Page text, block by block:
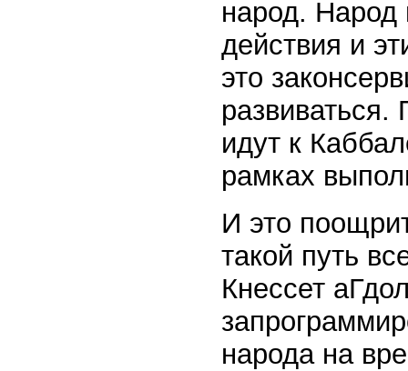
народ. Народ
действия и
это
развиваться.
идут к
рамках
И это
такой путь
Кнессет
народа на